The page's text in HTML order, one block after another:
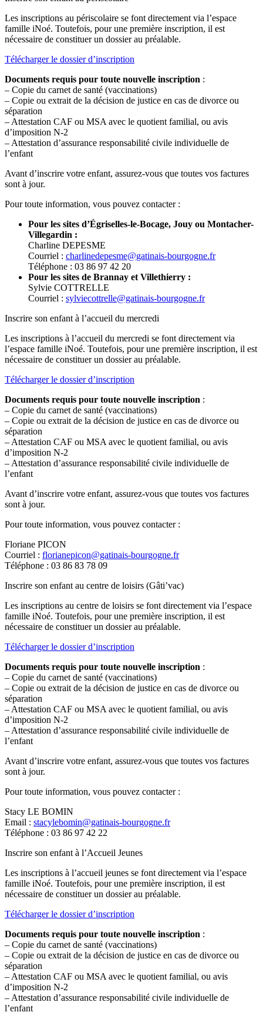
Les inscriptions au périscolaire se font directement via l’espace
famille iNoé. Toutefois, pour une première inscription, il est
nécessaire de constituer un dossier au préalable.
Télécharger le dossier d’inscription
Documents requis pour toute nouvelle inscription :
– Copie du carnet de santé (vaccinations)
– Copie ou extrait de la décision de justice en cas de divorce ou
séparation
– Attestation CAF ou MSA avec le quotient familial, ou avis
d’imposition N-2
– Attestation d’assurance responsabilité civile individuelle de
l’enfant
Avant d’inscrire votre enfant, assurez-vous que toutes vos factures
sont à jour.
Pour toute information, vous pouvez contacter :
Pour les sites d’Égriselles-le-Bocage, Jouy ou Montacher-
Villegardin :
Charline DEPESME
Courriel : charlinedepesme@gatinais-bourgogne.fr
Téléphone : 03 86 97 42 20
Pour les sites de Brannay et Villethierry :
Sylvie COTTRELLE
Courriel : sylviecottrelle@gatinais-bourgogne.fr
Inscrire son enfant à l’accueil du mercredi
Les inscriptions à l’accueil du mercredi se font directement via
l’espace famille iNoé. Toutefois, pour une première inscription, il est
nécessaire de constituer un dossier au préalable.
Télécharger le dossier d’inscription
Documents requis pour toute nouvelle inscription :
– Copie du carnet de santé (vaccinations)
– Copie ou extrait de la décision de justice en cas de divorce ou
séparation
– Attestation CAF ou MSA avec le quotient familial, ou avis
d’imposition N-2
– Attestation d’assurance responsabilité civile individuelle de
l’enfant
Avant d’inscrire votre enfant, assurez-vous que toutes vos factures
sont à jour.
Pour toute information, vous pouvez contacter :
Floriane PICON
Courriel : florianepicon@gatinais-bourgogne.fr
Téléphone : 03 86 83 78 09
Inscrire son enfant au centre de loisirs (Gâti’vac)
Les inscriptions au centre de loisirs se font directement via l’espace
famille iNoé. Toutefois, pour une première inscription, il est
nécessaire de constituer un dossier au préalable.
Télécharger le dossier d’inscription
Documents requis pour toute nouvelle inscription :
– Copie du carnet de santé (vaccinations)
– Copie ou extrait de la décision de justice en cas de divorce ou
séparation
– Attestation CAF ou MSA avec le quotient familial, ou avis
d’imposition N-2
– Attestation d’assurance responsabilité civile individuelle de
l’enfant
Avant d’inscrire votre enfant, assurez-vous que toutes vos factures
sont à jour.
Pour toute information, vous pouvez contacter :
Stacy LE BOMIN
Email : stacylebomin@gatinais-bourgogne.fr
Téléphone : 03 86 97 42 22
Inscrire son enfant à l’Accueil Jeunes
Les inscriptions à l’accueil jeunes se font directement via l’espace
famille iNoé. Toutefois, pour une première inscription, il est
nécessaire de constituer un dossier au préalable.
Télécharger le dossier d’inscription
Documents requis pour toute nouvelle inscription :
– Copie du carnet de santé (vaccinations)
– Copie ou extrait de la décision de justice en cas de divorce ou
séparation
– Attestation CAF ou MSA avec le quotient familial, ou avis
d’imposition N-2
– Attestation d’assurance responsabilité civile individuelle de
l’enfant